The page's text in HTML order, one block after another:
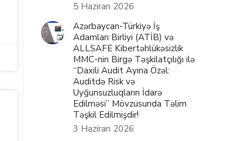
5 Haziran 2026
Azərbaycan-Türkiyə İş
Adamları Birliyi (ATİB) və
ALLSAFE Kibertəhlükəsizlik
MMC-nin Birgə Təşkilatçılığı ilə
“Daxili Audit Ayına Özəl:
Auditdə Risk və
Uyğunsuzluqların İdarə
Edilməsi” Mövzusunda Təlim
Təşkil Edilmişdir!
3 Haziran 2026